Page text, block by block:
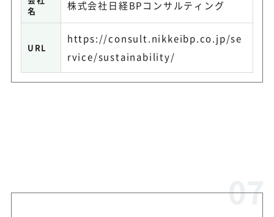
名
株式会社日経BPコンサルティング
URL
https://consult.nikkeibp.co.jp/se
rvice/sustainability/